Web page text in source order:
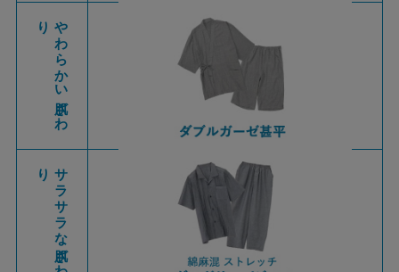
や
わ
ら
か
い
肌ざ
わ
り
サ
ラ
サ
ラ
な
肌ざ
わ
り